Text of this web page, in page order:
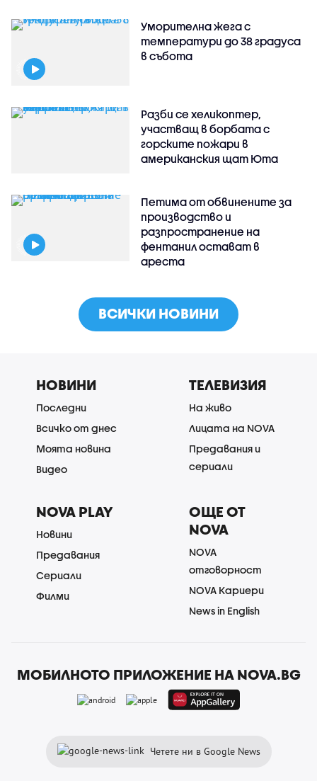
Уморителна жега с
температури до 38 градуса
в събота
Разби се хеликоптер,
участващ в борбата с
горските пожари в
американския щат Юта
Петима от обвинените за
производство и
разпространение на
фентанил остават в
ареста
ВСИЧКИ НОВИНИ
НОВИНИ
Последни
Всичко от днес
Моята новина
Видео
ТЕЛЕВИЗИЯ
На живо
Лицата на NOVA
Предавания и
сериали
NOVA PLAY
Новини
Предавания
Сериали
Филми
ОЩЕ ОТ
NOVA
NOVA
отговорност
NOVA Кариери
News in English
МОБИЛНОТО ПРИЛОЖЕНИЕ НА NOVA.BG
Четете ни в Google News